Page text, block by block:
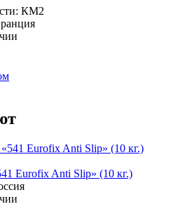
КМ2
Eurofix Anti Slip» (10 кг.)